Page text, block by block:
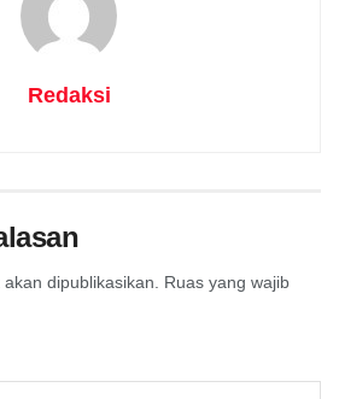
Redaksi
dipublikasikan.
Ruas yang wajib